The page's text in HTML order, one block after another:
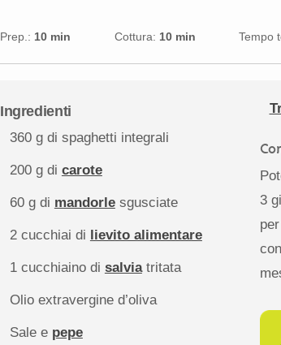
Prep.: 10 min Cottura: 10 min Tempo
Ingredienti
360 gdi spaghetti integrali
200 gdi carote
60 gdi mandorlesgusciate
2cucchiai di lievito alimentare
1cucchiaino di salviatritata
Olio extravergine d’oliva
Sale e pepe
3